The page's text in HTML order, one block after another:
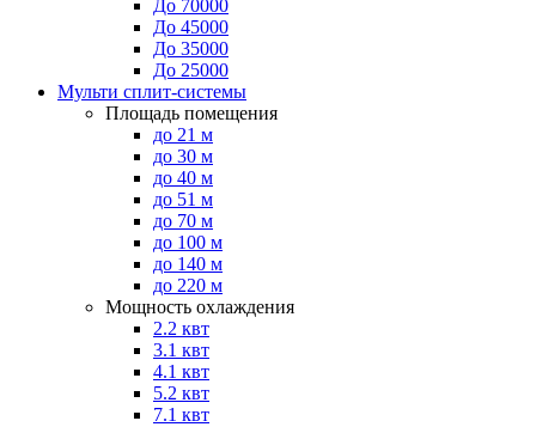
До 70000
До 45000
До 35000
До 25000
Мульти сплит-системы
Площадь помещения
до 21 м
до 30 м
до 40 м
до 51 м
до 70 м
до 100 м
до 140 м
до 220 м
Мощность охлаждения
2.2 квт
3.1 квт
4.1 квт
5.2 квт
7.1 квт